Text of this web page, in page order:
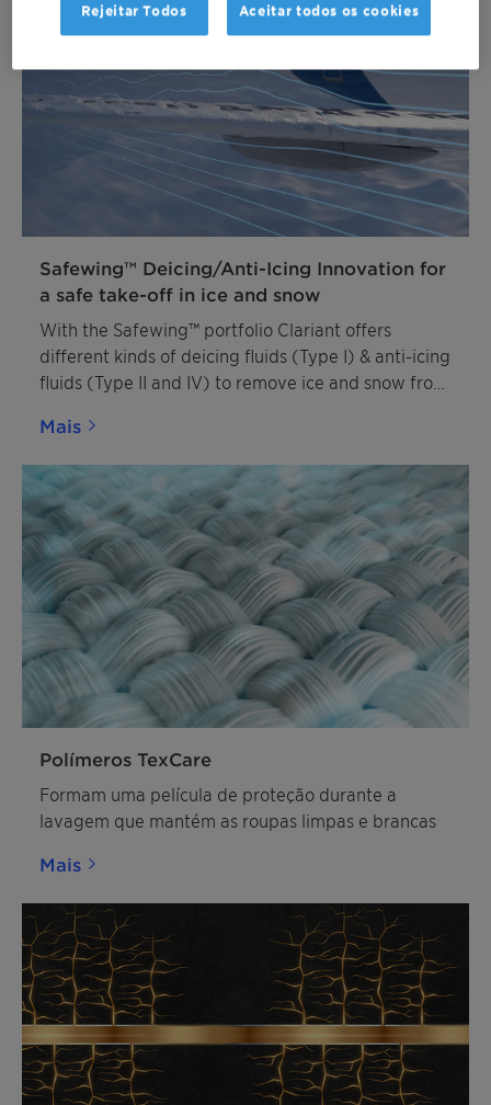
Safewing™ Deicing/Anti-Icing Innovation for
a safe take-off in ice and snow
With the Safewing™ portfolio Clariant offers
different kinds of deicing fluids (Type I) & anti-icing
fluids (Type II and IV) to remove ice and snow from
Mais
Polímeros TexCare
Formam uma película de proteção durante a
lavagem que mantém as roupas limpas e brancas
Mais
Rejeitar Todos Aceitar todos os cookies